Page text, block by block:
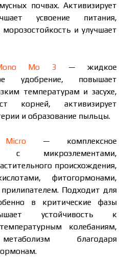
почвах. Активизирует
усвоение питания,
и улучшает
Mo 3 — жидкое
удобрение, повышает
температурам и засухе,
корней, активизирует
и образование пыльцы.
— комплексное
с микроэлементами,
происхождения,
фитогормонами,
Подходит для
в критические фазы
устойчивость к
колебаниям,
благодаря